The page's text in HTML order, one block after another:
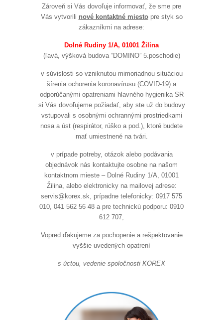
Zároveň si Vás dovoľuje informovať, že sme pre
Vás vytvorili nové kontaktné miestopre styk so
zákazníkmi na adrese:
Dolné Rudiny 1/A, 01001 Žilina
(ľavá, výšková budova “DOMINO” 5.poschodie)
v súvislosti so vzniknutou mimoriadnou situáciou
šírenia ochorenia koronavírusu (COVID-19) a
odporúčanými opatreniami hlavného hygienika SR
si Vás dovoľujeme požiadať, aby ste už do budovy
vstupovali s osobnými ochrannými prostriedkami
nosa a úst (respirátor, rúško a pod.), ktoré budete
mať umiestnené na tvári.
v prípade potreby, otázok alebo podávania
objednávok nás kontaktujte osobne na našom
kontaktnom mieste – Dolné Rudiny 1/A, 01001
Žilina, alebo elektronicky na mailovej adrese:
servis@korex.sk, prípadne telefonicky: 0917 575
010, 041 562 56 48 a pre technickú podporu: 0910
612 707,
Vopred ďakujeme za pochopenie a rešpektovanie
vyššie uvedených opatrení
s úctou, vedenie spoločnosti KOREX